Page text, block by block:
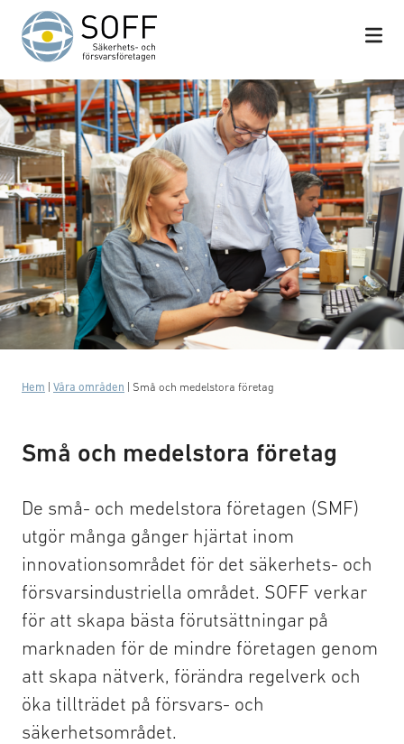
Hoppa till innehåll
Hem | Våra områden | Små och medelstora företag
Små och medelstora företag
De små- och medelstora företagen (SMF)
utgör många gånger hjärtat inom
innovationsområdet för det säkerhets- och
försvarsindustriella området. SOFF verkar
för att skapa bästa förutsättningar på
marknaden för de mindre företagen genom
att skapa nätverk, förändra regelverk och
öka tillträdet på försvars- och
säkerhetsområdet.